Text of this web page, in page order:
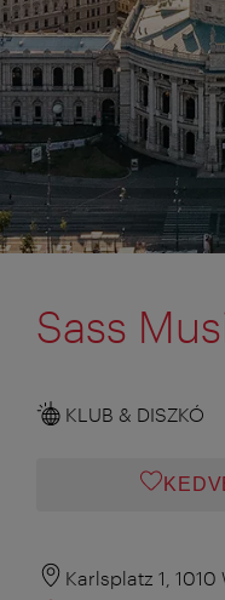
Sass
KLUB & DISZKÓ
Karlsplatz 1, 1010